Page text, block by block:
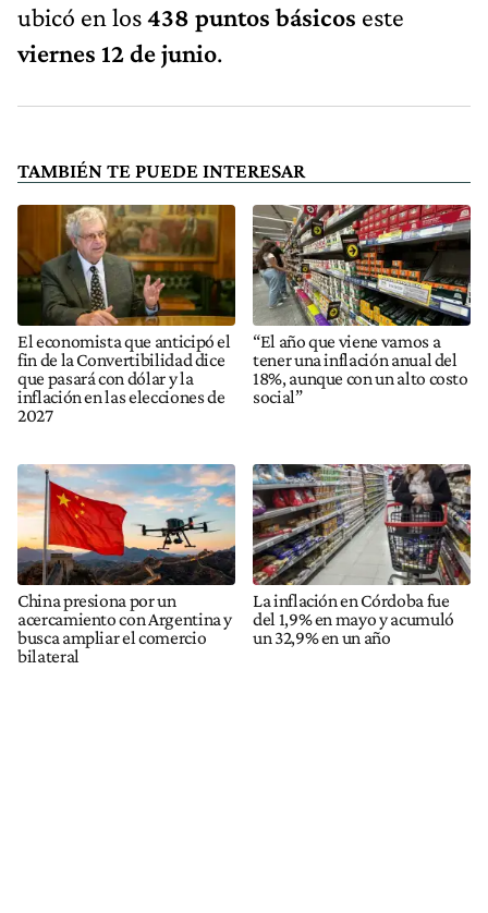
ubicó en los438 puntos básicos este
viernes 12 de junio.
TAMBIÉN TE PUEDE INTERESAR
El economista que anticipó el
fin de la Convertibilidad dice
que pasará con dólar y la
inflación en las elecciones de
2027
“El año que viene vamos a
tener una inflación anual del
18%, aunque con un alto costo
social”
China presiona por un
acercamiento con Argentina y
busca ampliar el comercio
bilateral
La inflación en Córdoba fue
del 1,9% en mayo y acumuló
un 32,9% en un año